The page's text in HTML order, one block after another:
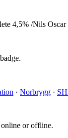
4,5% /Nils Oscar
· Norbrygg ·
or offline.